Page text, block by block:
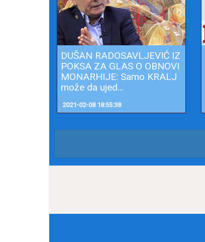
DUŠAN RADOSAVLJEVIĆ IZ
POKSA ZA GLAS O OBNOVI
MONARHIJE: Samo KRALJ
može da ujed...
2021-02-08 18:55:38